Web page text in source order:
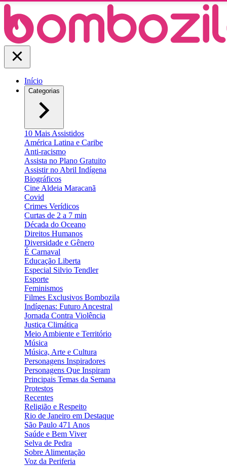
Início
Categorias
10 Mais Assistidos
América Latina e Caribe
Anti-racismo
Assista no Plano Gratuito
Assistir no Abril Indígena
Biográficos
Cine Aldeia Maracanã
Covid
Crimes Verídicos
Curtas de 2 a 7 min
Década do Oceano
Direitos Humanos
Diversidade e Gênero
É Carnaval
Educação Liberta
Especial Silvio Tendler
Esporte
Feminismos
Filmes Exclusivos Bombozila
Indígenas: Futuro Ancestral
Jornada Contra Violência
Justiça Climática
Meio Ambiente e Território
Música
Música, Arte e Cultura
Personagens Inspiradores
Personagens Que Inspiram
Principais Temas da Semana
Protestos
Recentes
Religião e Respeito
Rio de Janeiro em Destaque
São Paulo 471 Anos
Saúde e Bem Viver
Selva de Pedra
Sobre Alimentação
Voz da Periferia